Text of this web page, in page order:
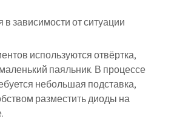
зависимости от ситуации
используются отвёртка,
паяльник. В процессе
небольшая подставка,
разместить диоды на